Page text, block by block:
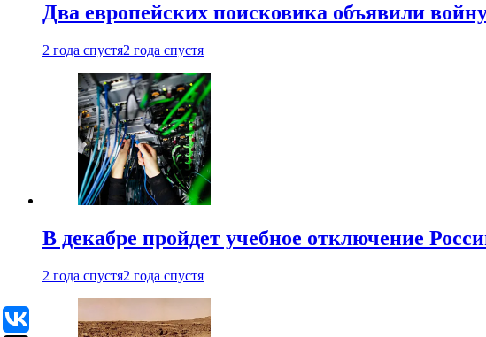
Два европейских поисковика объявили
2 года спустя2 года спустя
В декабре пройдет учебное отключение
2 года спустя2 года спустя